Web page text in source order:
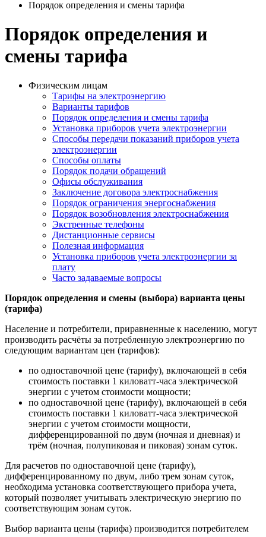
Порядок определения и смены тарифа
Порядок определения и
смены тарифа
Физическим лицам
Тарифы на электроэнергию
Варианты тарифов
Порядок определения и смены тарифа
Установка приборов учета электроэнергии
Способы передачи показаний приборов учета
электроэнергии
Способы оплаты
Порядок подачи обращений
Офисы обслуживания
Заключение договора электроснабжения
Порядок ограничения энергоснабжения
Порядок возобновления электроснабжения
Экстренные телефоны
Дистанционные сервисы
Полезная информация
Установка приборов учета электроэнергии за
плату
Часто задаваемые вопросы
Порядок определения и смены (выбора) варианта цены
(тарифа)
Население и потребители, приравненные к населению, могут
производить расчёты за потребленную электроэнергию по
следующим вариантам цен (тарифов):
по одноставочной цене (тарифу), включающей в себя
стоимость поставки 1 киловатт-часа электрической
энергии с учетом стоимости мощности;
по одноставочной цене (тарифу), включающей в себя
стоимость поставки 1 киловатт-часа электрической
энергии с учетом стоимости мощности,
дифференцированной по двум (ночная и дневная) и
трём (ночная, полупиковая и пиковая) зонам суток.
Для расчетов по одноставочной цене (тарифу),
дифференцированному по двум, либо трем зонам суток,
необходима установка соответствующего прибора учета,
который позволяет учитывать электрическую энергию по
соответствующим зонам суток.
Выбор варианта цены (тарифа) производится потребителем